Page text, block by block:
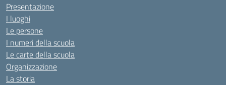
Presentazione
I luoghi
Le persone
I numeri della scuola
Le carte della scuola
Organizzazione
La storia